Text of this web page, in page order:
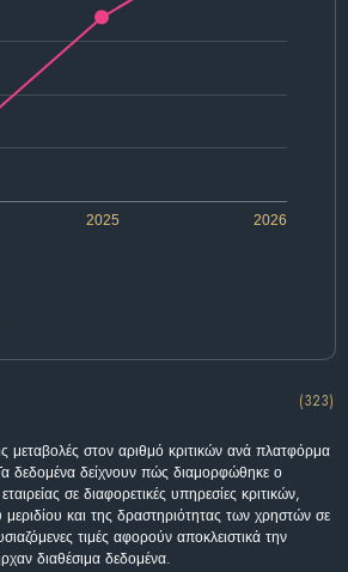
2025 2026
(323)
μεταβολές στον αριθμό κριτικών ανά πλατφόρμα
δεδομένα δείχνουν πώς διαμορφώθηκε ο
σε διαφορετικές υπηρεσίες κριτικών,
μεριδίου και της δραστηριότητας των χρηστών σε
τιμές αφορούν αποκλειστικά την
διαθέσιμα δεδομένα.